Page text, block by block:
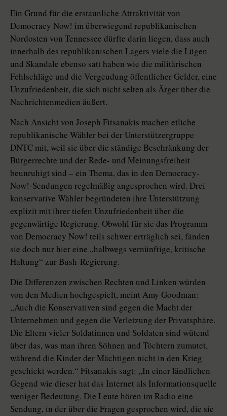
Ein Grund für die erstaunliche Attraktivität von
Democracy Now! im überwiegend republikanischen
Nordosten von Tennessee dürfte darin liegen, dass auch
innerhalb des republikanischen Lagers viele die Lügen
und Skandale ebenso satt haben wie die militärischen
Fehlschläge und die Vergeudung öffentlicher Gelder, eine
Unzufriedenheit, die sich nicht selten als Ärger über die
Nachrichtenmedien äußert.
Nach Ansicht von Joseph Fitsanakis machen etliche
republikanische Wähler bei der Unterstützergruppe
DNTC mit, weil sie über die ständige Beschränkung der
Bürgerrechte und der Rede- und Meinungsfreiheit
beunruhigt sind – ein Thema, das in den Democracy-
Now!-Sendungen regelmäßig angesprochen wird. Drei
konservative Wähler begründeten ihre Unterstützung
explizit mit ihrer tiefen Unzufriedenheit über die
gegenwärtige Regierung. Obwohl für sie das Programm
von Democracy Now! teils schwer erträglich sei, fänden
sie doch nur hier eine „halbwegs vernünftige, kritische
Haltung“ zur Bush-Regierung.
Die Differenzen zwischen Rechten und Linken würden
von den Medien hochgespielt, meint Amy Goodman:
„Auch die Konservativen sind gegen die Macht der
Unternehmen und gegen die Verletzung der Privatsphäre.
Die Eltern vieler Soldatinnen und Soldaten sind wütend
über das, was man ihren Söhnen und Töchtern zumutet,
während die Kinder der Mächtigen nicht in den Krieg
geschickt werden.“ Fitsanakis sagt: „In einer ländlichen
Gegend wie dieser hat das Internet als Informationsquelle
weniger Bedeutung. Die Leute hören im Radio eine
Sendung, in der über die Fragen gesprochen wird, die sie